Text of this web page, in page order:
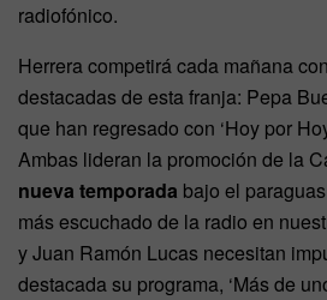
radiofónico.
Herrera competirá cada mañana
destacadas de esta franja: Pepa
que han regresado con ‘Hoy por
Ambas lideran la promoción de la
nueva temporada bajo el
más escuchado de la radio en
y Juan Ramón Lucas necesitan
destacada su programa, ‘Más de